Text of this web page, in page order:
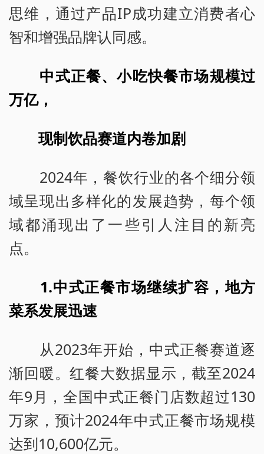
思维，通过产品IP成功建立消费者心
智和增强品牌认同感。
中式正餐、小吃快餐市场规模过
万亿，
现制饮品赛道内卷加剧
2024年，餐饮行业的各个细分领
域呈现出多样化的发展趋势，每个领
域都涌现出了一些引人注目的新亮
点。
1.中式正餐市场继续扩容，地方
菜系发展迅速
从2023年开始，中式正餐赛道逐
渐回暖。红餐大数据显示，截至2024
年9月，全国中式正餐门店数超过130
万家，预计2024年中式正餐市场规模
达到10,600亿元。